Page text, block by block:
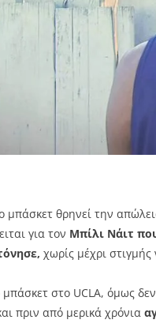
θρηνεί την
για τον Μπίλι Νάιτ
χωρίς μέχρι
στο UCLA, όμως
πριν από μερικά χρόνια